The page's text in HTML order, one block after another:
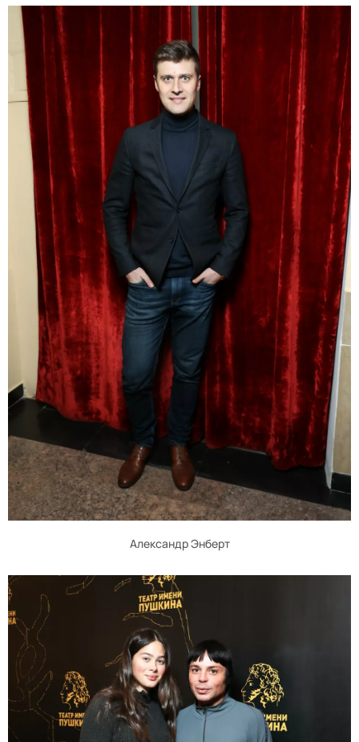
Александр Энберт